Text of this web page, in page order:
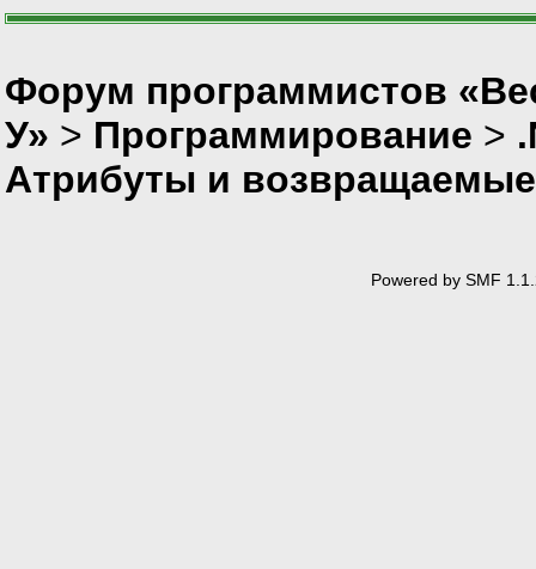
Форум программистов
У» > Программирование >
Атрибуты и возвращаемые
Powered by SMF